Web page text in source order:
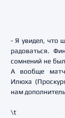
- Я увидел, что
радоваться.
сомнений не
А вообще матч
Илюха
нам
\t